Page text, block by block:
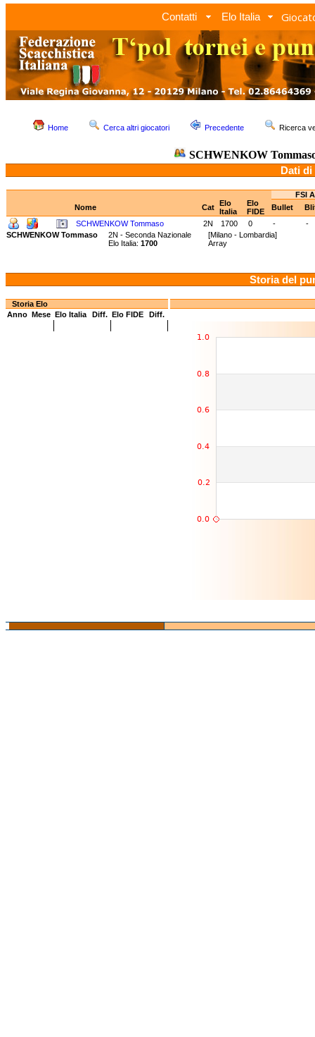
Contatti Elo Italia
Home Cerca altri giocatori Precedente Ricerca
SCHWENKOW
Dati di
FSI
Nome
Cat Elo
Italia
Elo
FIDE
Bullet
SCHWENKOW Tommaso
2N 1700 0 -
-
SCHWENKOW Tommaso
2N - Seconda Nazionale [Milano - Lombardia]
Elo Italia: 1700 Array
Storia del
Storia Elo
Anno Mese Elo Italia Diff. Elo FIDE Diff.